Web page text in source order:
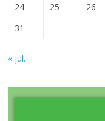
24
25 26
31
« jul.